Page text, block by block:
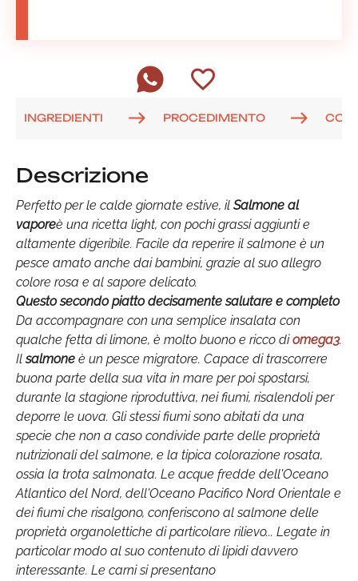
INGREDIENTI PROCEDIMENTO
Descrizione
Perfetto per le calde giornate estive, il Salmone al
vaporeè una ricetta light, con pochi grassi aggiunti e
altamente digeribile. Facile da reperire il salmone è un
pesce amato anche dai bambini, grazie al suo allegro
colore rosa e al sapore delicato.
Questo secondo piatto decisamente salutare e completo
Da accompagnare con una semplice insalata con
qualche fetta di limone, è molto buono e ricco diomega3.
Ilsalmone è un pesce migratore. Capace di trascorrere
buona parte della sua vita in mare per poi spostarsi,
durante la stagione riproduttiva, nei fiumi, risalendoli per
deporre le uova. Gli stessi fiumi sono abitati da una
specie che non a caso condivide parte delle proprietà
nutrizionali del salmone, e la tipica colorazione rosata,
ossia la trota salmonata. Le acque fredde dell'Oceano
Atlantico del Nord, dell'Oceano Pacifico Nord Orientale e
dei fiumi che risalgono, conferiscono al salmone delle
proprietà organolettiche di particolare rilievo... Legate in
particolar modo al suo contenuto di lipidi davvero
interessante. Le carni si presentano